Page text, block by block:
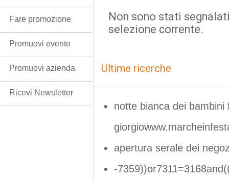
Non sono stati
selezione corrente.
Ultime ricerche
notte bianca dei
apertura serale dei
-
Fare promozione
Promuovi evento
Promuovi azienda
Ricevi Newsletter